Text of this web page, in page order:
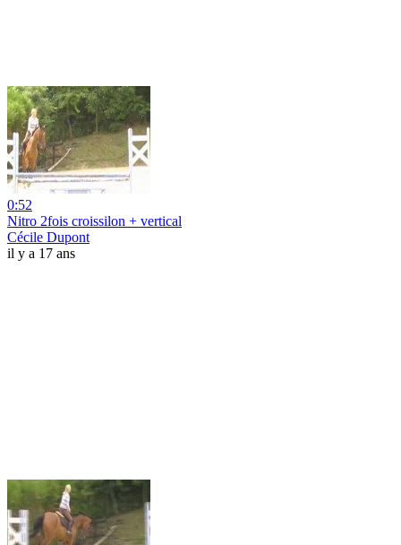
0:52
Nitro 2fois croissilon + vertical
Cécile Dupont
il y a 17 ans